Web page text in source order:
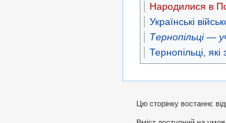
Народилися в
Українські
Тернопільці —
Тернопільці,
Цю сторінку востаннє